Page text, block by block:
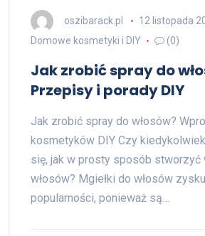
oszibarack.pl
12 listopada
Domowe kosmetyki i DIY
(0)
Jak zrobić spray do
Przepisy i porady DIY
Jak zrobić spray do włosów?
kosmetyków DIY Czy
się, jak w prosty sposób stworzyć
włosów? Mgiełki do włosów
popularności, ponieważ są…